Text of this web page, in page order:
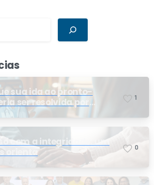
sua ida ao pronto-
ser resolvida por
1
com a integridade: um
orienta
0